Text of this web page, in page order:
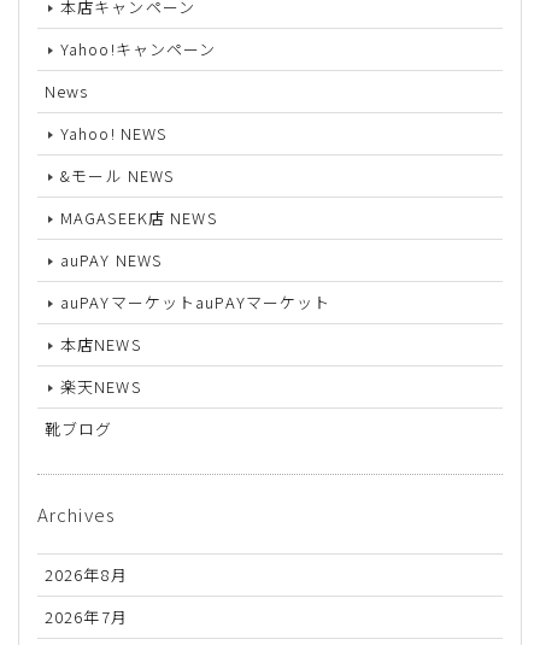
本店キャンペーン
Yahoo!キャンペーン
News
Yahoo! NEWS
&モール NEWS
MAGASEEK店 NEWS
auPAY NEWS
auPAYマーケットauPAYマーケット
本店NEWS
楽天NEWS
靴ブログ
Archives
2026年8月
2026年7月